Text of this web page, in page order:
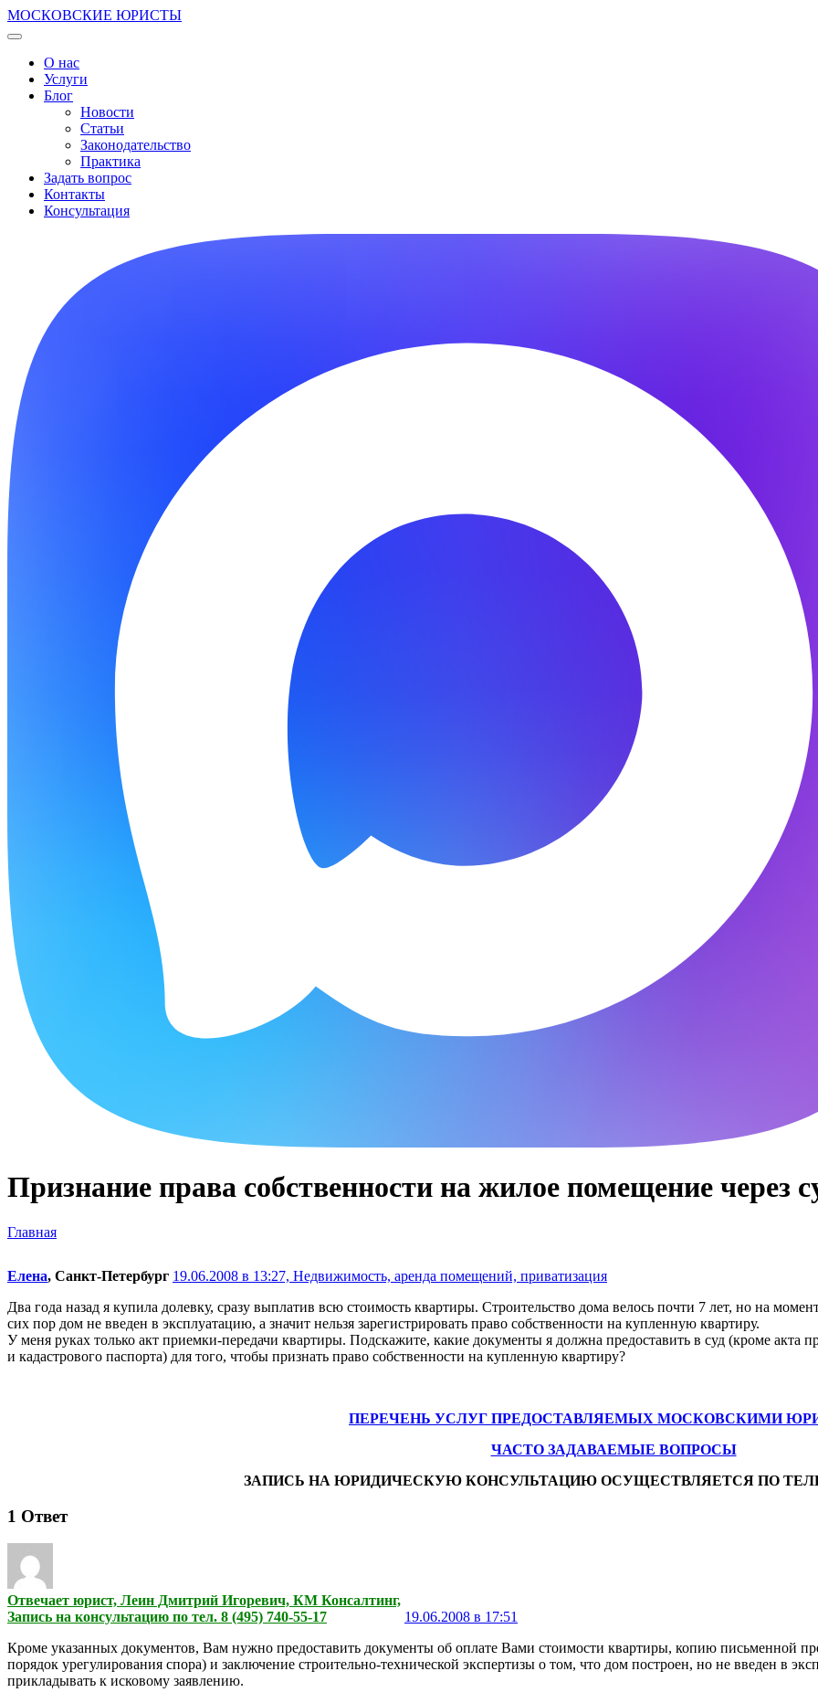
МОСКОВСКИЕ ЮРИСТЫ
О нас
Услуги
Блог
Новости
Статьи
Законодательство
Практика
Задать вопрос
Контакты
Консультация
Признание права собственности на жилое помещение через
Главная
Елена, Санкт-Петербург 19.06.2008 в 13:27, Недвижимость, аренда помещений, приватизация
Два года назад я купила долевку, сразу выплатив всю стоимость квартиры. Строительство дома велось почти 7 лет, но на
сих пор дом не введен в эксплуатацию, а значит нельзя зарегистрировать право собственности на купленную квартиру.
У меня руках только акт приемки-передачи квартиры. Подскажите, какие документы я должна предоставить в суд (кроме акта
и кадастрового паспорта) для того, чтобы признать право собственности на купленную квартиру?
ПЕРЕЧЕНЬ УСЛУГ ПРЕДОСТАВЛЯЕМЫХ МОСКОВСКИМИ
ЧАСТО ЗАДАВАЕМЫЕ ВОПРОСЫ
ЗАПИСЬ НА ЮРИДИЧЕСКУЮ КОНСУЛЬТАЦИЮ ОСУЩЕСТВЛЯЕТСЯ ПО
1 Ответ
Отвечает юрист, Леин Дмитрий Игоревич, КМ Консалтинг,
Запись на консультацию по тел. 8 (495) 740-55-17
19.06.2008 в 17:51
Кроме указанных документов, Вам нужно предоставить документы об оплате Вами стоимости квартиры, копию письменной
порядок урегулирования спора) и заключение строительно-технической экспертизы о том, что дом построен, но не введен в
прикладывать к исковому заявлению.